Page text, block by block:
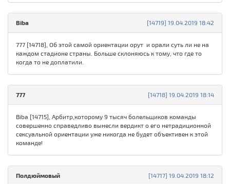
[14719] 19.04.2019 18:42
Biba
777 [14718], Об этой самой ориентации орут и орали суть ли не на
каждом стадионе страны. Больше склоняюсь к тому, что где то
когда то не доплатили.
[14718] 19.04.2019 18:14
777
Biba [14715], Арбитр,которому 9 тысяч болельщиков команды
совершенно справедливо вынесли вердикт о его нетрадиционной
сексуальной ориентации уже никогда не будет объективен к этой
команде!
[14717] 19.04.2019 18:12
Полдюймовый